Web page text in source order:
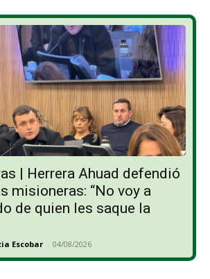
| Herrera Ahuad defendió
misioneras: “No voy a
de quien les saque la
Escobar - 04/08/2026